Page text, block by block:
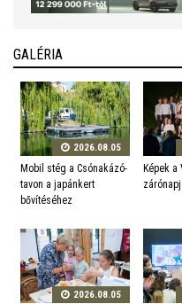
GALÉRIA
2026.08.05
Mobil stég a Csónakázó-
tavon a japánkert
bővítéséhez
2026.08.05
Képek a